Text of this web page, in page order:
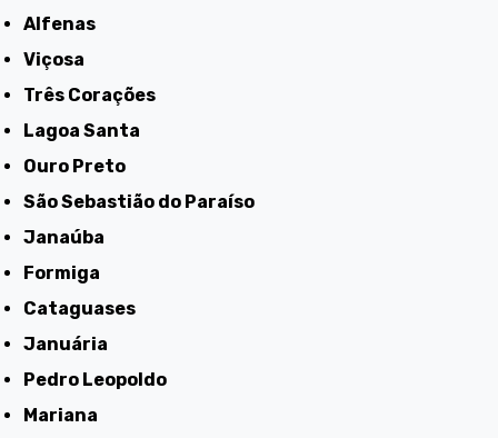
Alfenas
Viçosa
Três Corações
Lagoa Santa
Ouro Preto
São Sebastião do Paraíso
Janaúba
Formiga
Cataguases
Januária
Pedro Leopoldo
Mariana